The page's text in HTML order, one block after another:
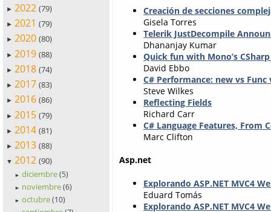
► 2022 (79)
► 2021 (79)
► 2020 (80)
► 2019 (88)
► 2018 (74)
► 2017 (83)
► 2016 (86)
► 2015 (79)
► 2014 (81)
► 2013 (88)
▼ 2012 (90)
► diciembre (5)
► noviembre (6)
► octubre (10)
Creación de secciones
Gisela Torres
Telerik JustDecompile
Dhananjay Kumar
Quick fun with Mono’s
David Ebbo
C# Performance: new vs
Steve Wilkes
Reflecting Fields
Richard Carr
C# Language Features, From
Marc Clifton
Asp.net
Explorando ASP.NET MVC4
Eduard Tomás
Explorando ASP.NET MVC4